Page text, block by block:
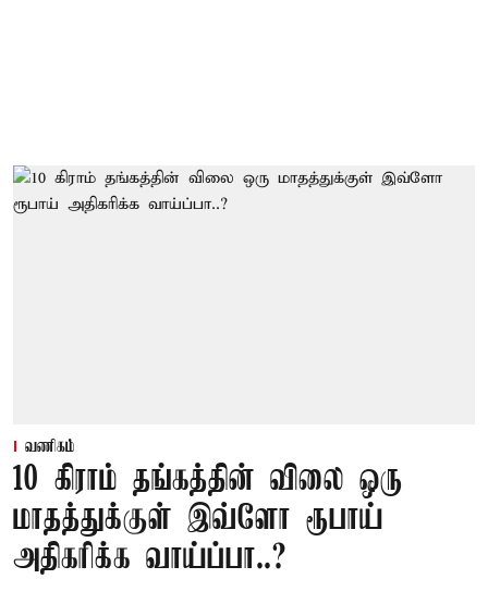
வணிகம்
10 கிராம் தங்கத்தின் விலை ஒரு
மாதத்துக்குள் இவ்ளோ ரூபாய்
அதிகரிக்க வாய்ப்பா..?